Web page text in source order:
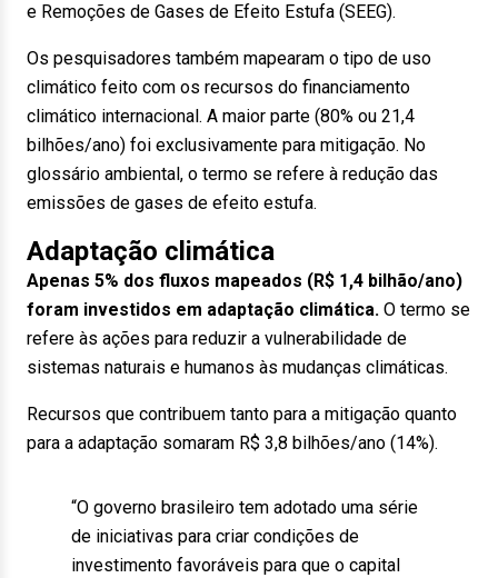
e Remoções de Gases de Efeito Estufa (SEEG).
Os pesquisadores também mapearam o tipo de uso
climático feito com os recursos do financiamento
climático internacional. A maior parte (80% ou 21,4
bilhões/ano) foi exclusivamente para mitigação. No
glossário ambiental, o termo se refere à redução das
emissões de gases de efeito estufa.
Adaptação climática
Apenas 5% dos fluxos mapeados (R$ 1,4 bilhão/ano)
foram investidos em adaptação climática. O termo se
refere às ações para reduzir a vulnerabilidade de
sistemas naturais e humanos às mudanças climáticas.
Recursos que contribuem tanto para a mitigação quanto
para a adaptação somaram R$ 3,8 bilhões/ano (14%).
“O governo brasileiro tem adotado uma série
de iniciativas para criar condições de
investimento favoráveis para que o capital